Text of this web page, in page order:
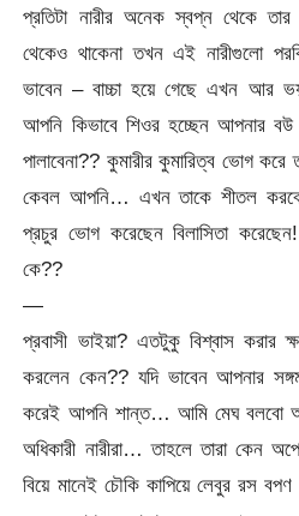
প্রতিটা নারীর অনেক স্বপ্ন থেকে তার
থেকেও থাকেনা তখন এই নারীগুলো
ভাবেন – বাচ্চা হয়ে গেছে এখন আর
আপনি কিভাবে শিওর হচ্ছেন আপনার বউ
পালাবেনা?? কুমারীর কুমারিত্ব ভোগ
কেবল আপনি… এখন তাকে শীতল
প্রচুর ভোগ করেছেন বিলাসিতা
কে??
—
প্রবাসী ভাইয়া? এতটুকু বিশ্বাস করার
করলেন কেন?? যদি ভাবেন আপনার
করেই আপনি শান্ত… আমি মেঘ বলবো
অধিকারী নারীরা… তাহলে তারা কেন
বিয়ে মানেই চৌকি কাপিয়ে লেবুর রস